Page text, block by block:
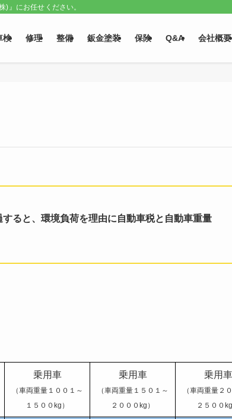
)』にお任せください。
検 修理 整備 鈑金塗装 保険 Q&A 会社概要
すると、環境負荷を理由に自動車税と 自動車重量
乗用車
（車両重量１００１～
１５００kg）
乗用車
（車両重量１５０１～
２０００kg）
乗用車
（車両重量２
２５００kg